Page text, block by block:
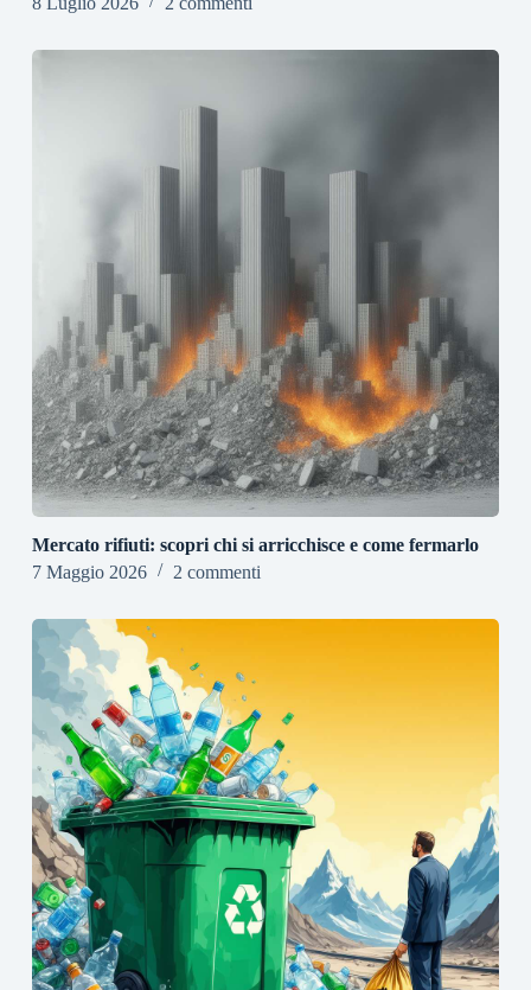
Mercato rifiuti: scopri chi si arricchisce e come fermarlo
7 Maggio 2026
2 commenti